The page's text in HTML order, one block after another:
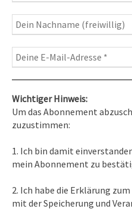
Wichtiger Hinweis:
Um das Abonnement
zuzustimmen:
1. Ich bin damit
mein Abonnement zu
2. Ich habe die Erklärung zum
mit der Speicherung und
Kontakt
Tel. 0351/2681691
E-Mail: info [at ] spirit-on-